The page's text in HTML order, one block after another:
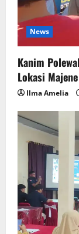
News
Kanim
Lokasi
Ilma Amelia